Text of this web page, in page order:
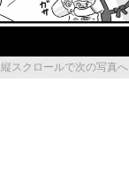
縦スクロールで次の写真へ